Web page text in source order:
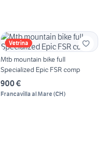
Vetrina
Mtb mountain bike full
Specialized Epic FSR comp
900 €
Francavilla al Mare(CH)